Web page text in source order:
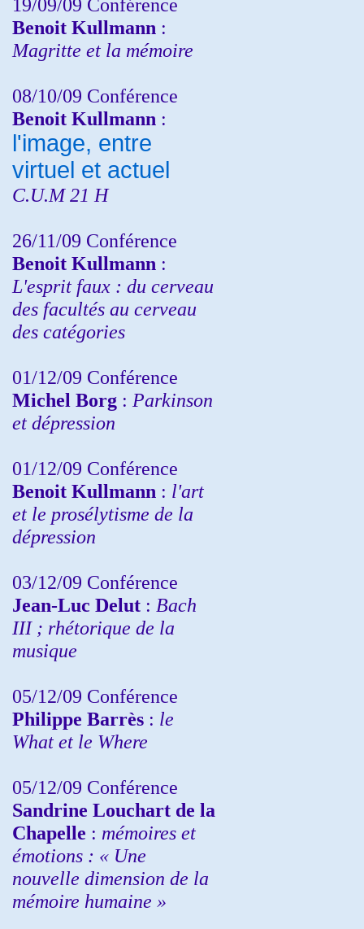
19/09/09 Conférence
Benoit Kullmann :
Magritte et la mémoire
08/10/09 Conférence
Benoit Kullmann :
l'image, entre
virtuel et actuel
C.U.M 21 H
26/11/09 Conférence
Benoit Kullmann :
L'esprit faux : du cerveau
des facultés au cerveau
des catégories
01/12/09 Conférence
Michel Borg : Parkinson
et dépression
01/12/09 Conférence
Benoit Kullmann : l'art
et le prosélytisme de la
dépression
03/12/09 Conférence
Jean-Luc Delut : Bach
III ; rhétorique de la
musique
05/12/09 Conférence
Philippe Barrès : le
What et le Where
05/12/09 Conférence
Sandrine Louchart de la
Chapelle : mémoires et
émotions : « Une
nouvelle dimension de la
mémoire humaine »